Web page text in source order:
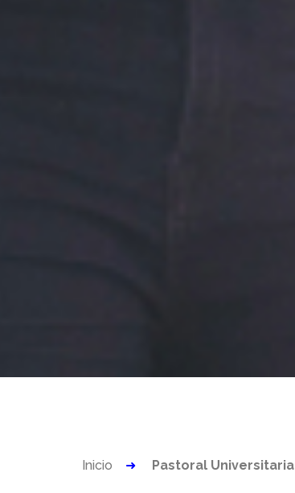
Inicio Pastoral Universitaria